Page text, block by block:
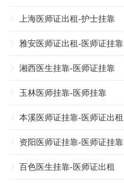
上海医师证出租-护士挂靠
雅安医师证出租-医师证挂靠
湘西医生挂靠-医师证挂靠
玉林医师挂靠-医师挂靠
本溪医师证挂靠-医师证出租
资阳医师证挂靠-医师证挂靠
百色医生挂靠-医师证出租